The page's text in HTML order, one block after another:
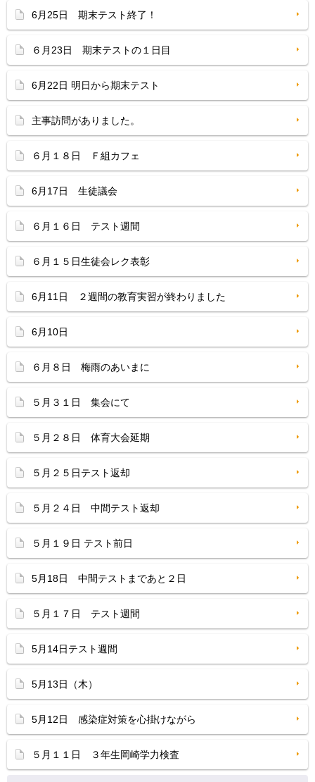
6月25日 期末テスト終了！
６月23日 期末テストの１日目
6月22日 明日から期末テスト
主事訪問がありました。
６月１８日 Ｆ組カフェ
6月17日 生徒議会
６月１６日 テスト週間
６月１５日生徒会レク表彰
6月11日 ２週間の教育実習が終わりました
6月10日
６月８日 梅雨のあいまに
５月３１日 集会にて
５月２８日 体育大会延期
５月２５日テスト返却
５月２４日 中間テスト返却
５月１９日 テスト前日
5月18日 中間テストまであと２日
５月１７日 テスト週間
5月14日テスト週間
5月13日（木）
5月12日 感染症対策を心掛けながら
５月１１日 ３年生岡崎学力検査